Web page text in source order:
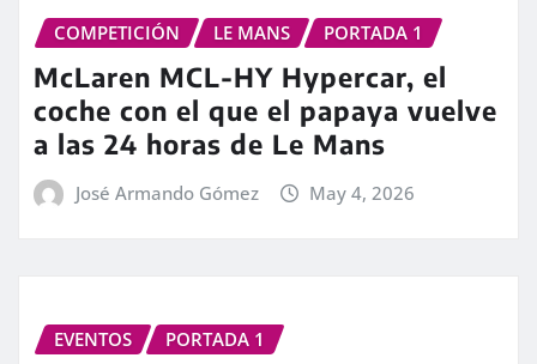
COMPETICIÓN LE MANS PORTADA 1
McLaren MCL-HY Hypercar, el
coche con el que el papaya vuelve
a las 24 horas de Le Mans
José Armando Gómez May 4, 2026
EVENTOS PORTADA 1